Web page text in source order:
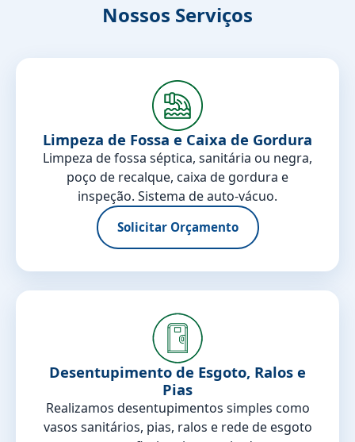
Nossos Serviços
Limpeza de Fossa e Caixa de Gordura
Limpeza de fossa séptica, sanitária ou negra,
poço de recalque, caixa de gordura e
inspeção. Sistema de auto-vácuo.
Solicitar Orçamento
Desentupimento de Esgoto, Ralos e
Pias
Realizamos desentupimentos simples como
vasos sanitários, pias, ralos e rede de esgoto